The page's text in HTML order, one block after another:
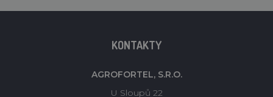
KONTAKTY
AGROFORTEL, S.R.O.
U Sloupů 22